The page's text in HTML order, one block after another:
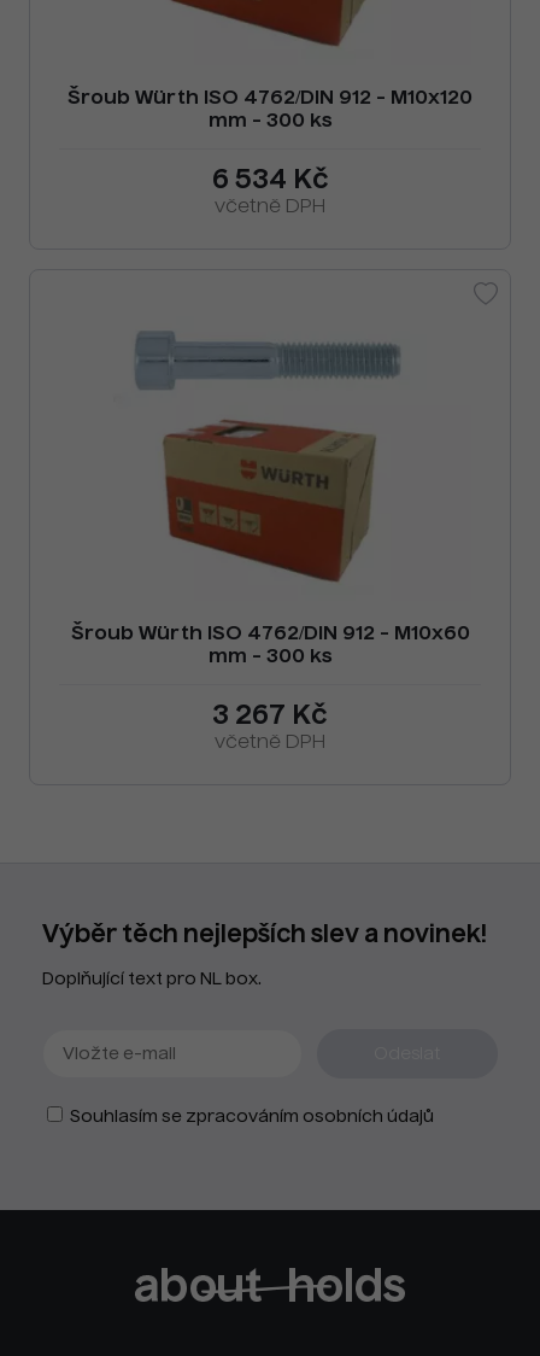
Šroub Würth ISO 4762/DIN 912 - M10x120
mm - 300 ks
6 534 Kč
včetně DPH
Šroub Würth ISO 4762/DIN 912 - M10x60
mm - 300 ks
3 267 Kč
včetně DPH
Výběr těch nejlepších slev a novinek!
Doplňující text pro NL box.
Souhlasím se zpracováním osobních údajů